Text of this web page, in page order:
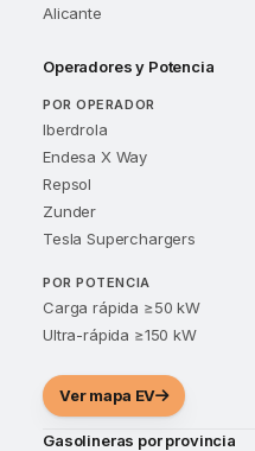
Alicante
Operadores y Potencia
POR OPERADOR
Iberdrola
Endesa X Way
Repsol
Zunder
Tesla Superchargers
POR POTENCIA
Carga rápida ≥50 kW
Ultra-rápida ≥150 kW
Ver mapa EV
Gasolineras por provincia